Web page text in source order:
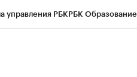
управления РБКРБК Образование